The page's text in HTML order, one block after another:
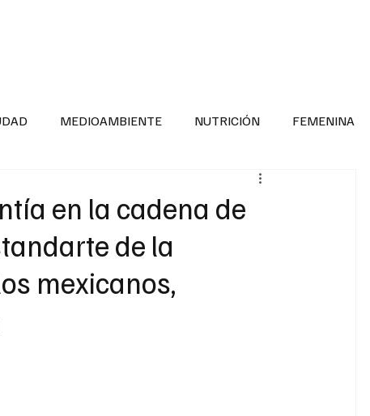
MEDIOAMBIENTE NUTRICIÓN FEMENINA
SALUD INFANTIL
RESPONSABILIDAD SOCIAL
INCLUSIVA
en la cadena de
de la
mexicanos,